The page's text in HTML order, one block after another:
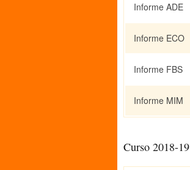
Informe ADE
Informe ECO
Informe FBS
Informe MIM
Curso 2018-19